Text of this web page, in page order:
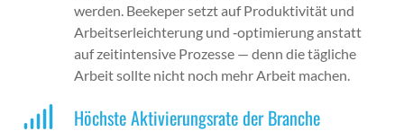
wer­den. Beekeper set­zt auf Pro­duk­tiv­ität und
Arbeit­ser­le­ichterung und ‑opti­mierung anstatt
auf zeit­in­ten­sive Prozesse — denn die tägliche
Arbeit sollte nicht noch mehr Arbeit machen.
Höchste Aktivierungsrate der Branche